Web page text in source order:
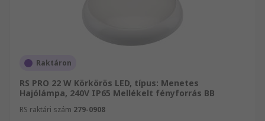
Raktáron
RS PRO 22 W Körkörös LED, típus: Menetes
Hajólámpa, 240V IP65 Mellékelt fényforrás BB
RS raktári szám 279-0908